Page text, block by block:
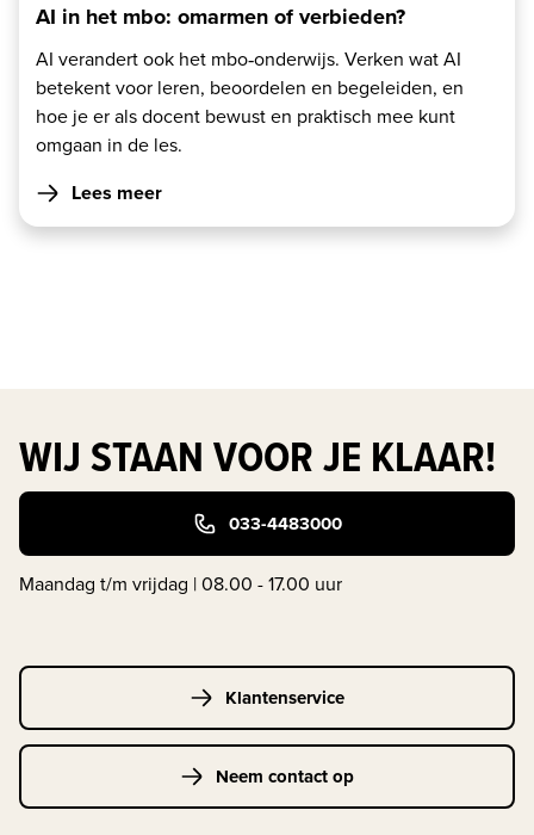
AI in het mbo: omarmen of verbieden?
AI verandert ook het mbo‑onderwijs. Verken wat AI
betekent voor leren, beoordelen en begeleiden, en
hoe je er als docent bewust en praktisch mee kunt
omgaan in de les.
Lees meer
WIJ STAAN VOOR JE KLAAR!
033-4483000
Maandag t/m vrijdag | 08.00 - 17.00 uur
Klantenservice
Neem contact op